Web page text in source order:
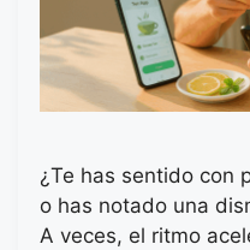
¿Te has sentido con
o has notado una
A veces, el ritmo